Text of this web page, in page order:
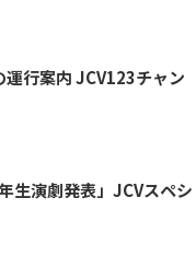
チャン
生演劇発表」JCVスペシ